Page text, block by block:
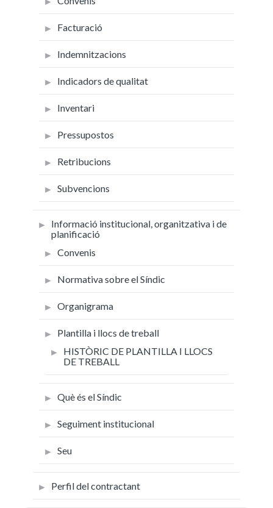
Facturació
Indemnitzacions
Indicadors de qualitat
Inventari
Pressupostos
Retribucions
Subvencions
Informació institucional, organitzativa i de
planificació
Convenis
Normativa sobre el Síndic
Organigrama
Plantilla i llocs de treball
HISTÒRIC DE PLANTILLA I LLOCS
DE TREBALL
Què és el Síndic
Seguiment institucional
Seu
Perfil del contractant